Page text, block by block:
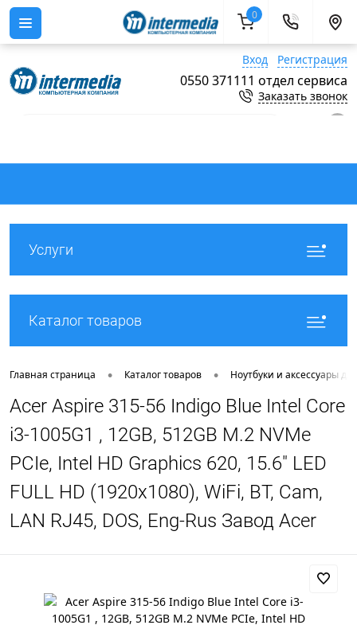
Вход Регистрация
0550 371111 отдел сервиса
Заказать звонок
Услуги
Каталог товаров
Главная страница • Каталог товаров • Ноутбуки и аксессуары
Acer Aspire 315-56 Indigo Blue Intel Core
i3-1005G1 , 12GB, 512GB M.2 NVMe
PCIe, Intel HD Graphics 620, 15.6" LED
FULL HD (1920x1080), WiFi, BT, Cam,
LAN RJ45, DOS, Eng-Rus Завод Acer
0